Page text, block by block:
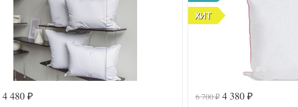
547-165
Код товара
572-630
4 480 ₽
ХИТ
6 700₽ 4 380 ₽